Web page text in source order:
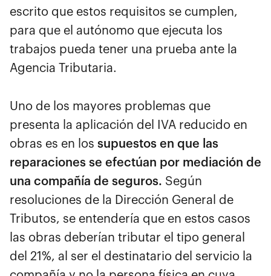
escrito que estos requisitos se cumplen,
para que el autónomo que ejecuta los
trabajos pueda tener una prueba ante la
Agencia Tributaria.
Uno de los mayores problemas que
presenta la aplicación del IVA reducido en
obras es en los supuestos en que las
reparaciones se efectúan por mediación de
una compañía de seguros. Según
resoluciones de la Dirección General de
Tributos, se entendería que en estos casos
las obras deberían tributar el tipo general
del 21%, al ser el destinatario del servicio la